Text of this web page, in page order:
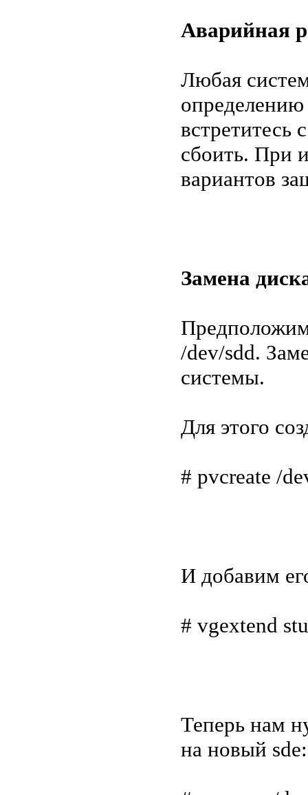
Аварийная
Любая
встретитесь
сбоить. При
вариантов
Замена
/dev/sdd.
системы.
Для этого
# pvcreate /
И добавим
# vgextend
Теперь нам
на новый sde: